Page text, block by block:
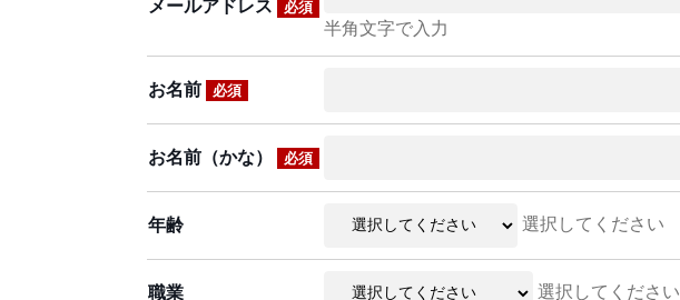
メールアドレス 必須
半角文字で入力
お名前 必須
お名前（かな） 必須
年齢 選択してください
職業 選択してください